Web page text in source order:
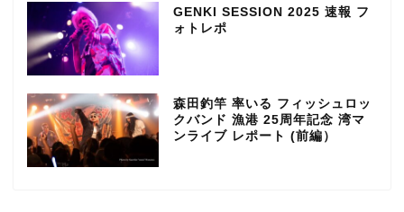
GENKI SESSION 2025 速報 フ
ォトレポ
森田釣竿 率いる フィッシュロッ
クバンド 漁港 25周年記念 湾マ
ンライブ レポート (前編）